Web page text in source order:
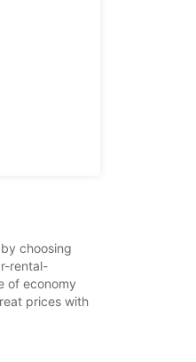
უქმე
choosing
rental-
of economy
prices with